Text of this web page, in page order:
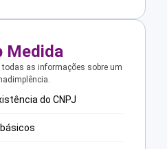
Medida
as informações sobre um
do CNPJ